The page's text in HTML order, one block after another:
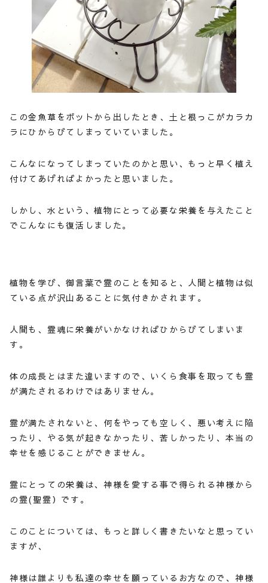
この金魚草をポットから出したとき、土と根っこがカラカ
ラにひからびてしまっていていました。
こんなになってしまっていたのかと思い、もっと早く植え
付けてあげればよかったと思いました。
しかし、水という、植物にとって必要な栄養を与えたこと
でこんなにも復活しました。
植物を学び、御言葉で霊のことを知ると、人間と植物は似
ている点が沢山あることに気付きかされます。
人間も、霊魂に栄養がいかなければひからびてしまいま
す。
体の成長とはまた違いますので、いくら食事を取っても霊
が満たされるわけではありません。
霊が満たされないと、何をやっても空しく、悪い考えに陥
ったり、やる気が起きなかったり、苦しかったり、本当の
幸せを感じることができません。
霊にとっての栄養は、神様を愛する事で得られる神様から
の霊(聖霊）です。
このことについては、もっと詳しく書きたいなと思ってい
ますが、
神様は誰よりも私達の幸せを願っているお方なので、神様